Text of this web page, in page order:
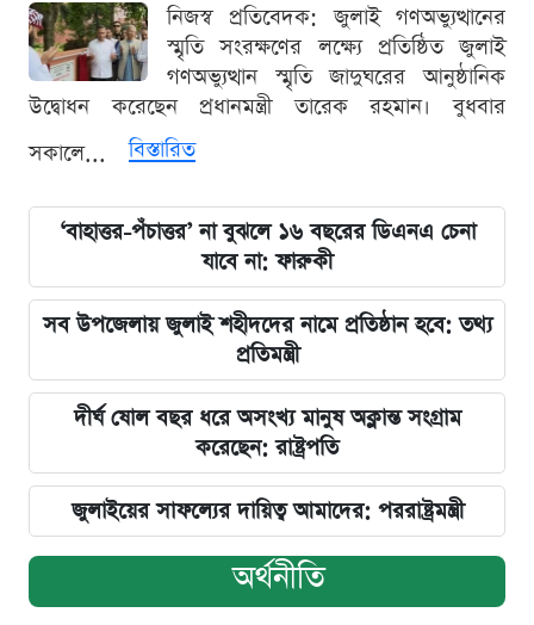
নিজস্ব প্রতিবেদক: জুলাই গণঅভ্যুত্থানের
স্মৃতি সংরক্ষণের লক্ষ্যে প্রতিষ্ঠিত জুলাই
গণঅভ্যুত্থান স্মৃতি জাদুঘরের আনুষ্ঠানিক
উদ্বোধন করেছেন প্রধানমন্ত্রী তারেক রহমান। বুধবার
সকালে...
বিস্তারিত
‘বাহাত্তর-পঁচাত্তর’ না বুঝলে ১৬ বছরের ডিএনএ চেনা
যাবে না: ফারুকী
সব উপজেলায় জুলাই শহীদদের নামে প্রতিষ্ঠান হবে: তথ্য
প্রতিমন্ত্রী
দীর্ঘ ষোল বছর ধরে অসংখ্য মানুষ অক্লান্ত সংগ্রাম
করেছেন: রাষ্ট্রপতি
জুলাইয়ের সাফল্যের দায়িত্ব আমাদের: পররাষ্ট্রমন্ত্রী
অর্থনীতি